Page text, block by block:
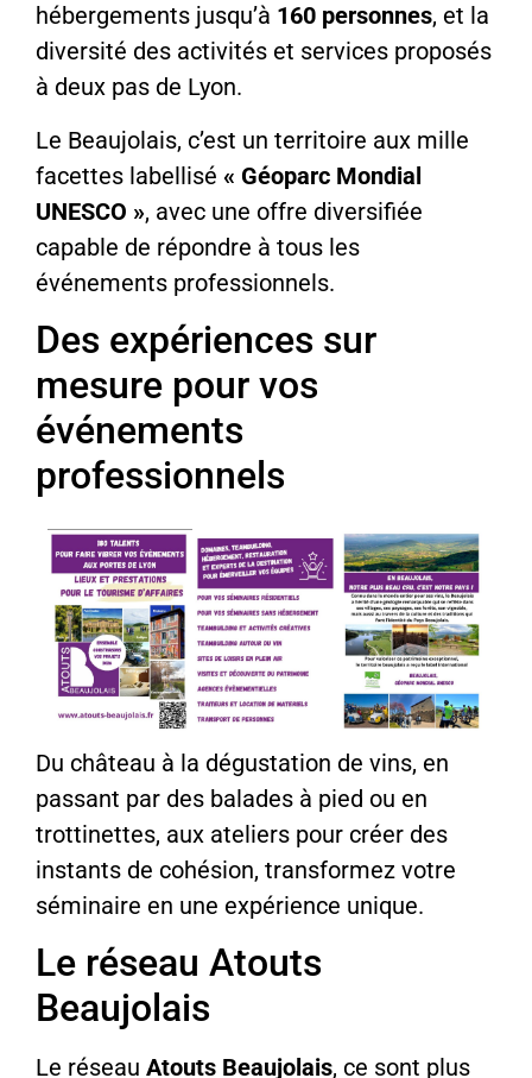
hébergements jusqu’à 160 personnes, et la
diversité des activités et services proposés
à deux pas de Lyon.
Le Beaujolais, c’est un territoire aux mille
facettes labellisé « Géoparc Mondial
UNESCO », avec une offre diversifiée
capable de répondre à tous les
événements professionnels.
Des expériences sur
mesure pour vos
événements
professionnels
Du château à la dégustation de vins, en
passant par des balades à pied ou en
trottinettes, aux ateliers pour créer des
instants de cohésion, transformez votre
séminaire en une expérience unique.
Le réseau Atouts
Beaujolais
Le réseau Atouts Beaujolais, ce sont plus